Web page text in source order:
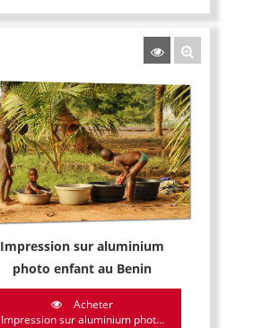
Impression sur aluminium
photo enfant au Benin
Acheter
Impression sur aluminium phot...